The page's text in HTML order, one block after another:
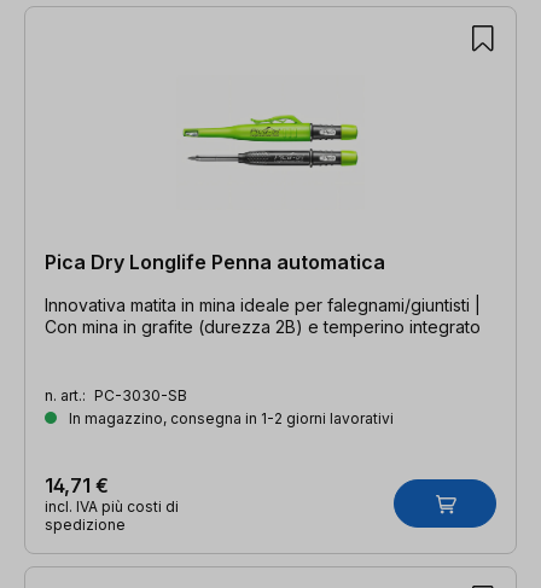
Pica Dry Longlife Penna automatica
Innovativa matita in mina ideale per falegnami/giuntisti |
Con mina in grafite (durezza 2B) e temperino integrato
n. art.: PC-3030-SB
In magazzino, consegna in 1-2 giorni lavorativi
14,71 €
incl. IVA più costi di
spedizione